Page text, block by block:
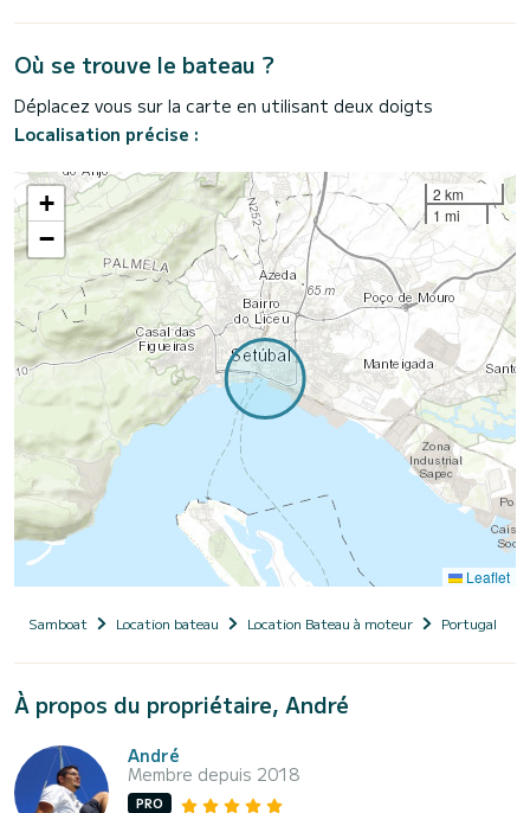
Où se trouve le bateau ?
Déplacez vous sur la carte en utilisant deux doigts
Localisation précise :
+
−
2 km
1 mi
Leaflet
Samboat Location bateau Location Bateau à moteur Portugal
À propos du propriétaire, André
André
Membre depuis 2018
PRO